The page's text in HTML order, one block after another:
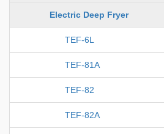
Electric Deep Fryer
TEF-6L
TEF-81A
TEF-82
TEF-82A